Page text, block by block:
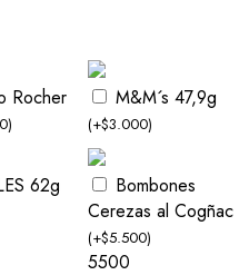
Rocher
)
M&M´s 47,9g
(+$3.000)
62g
Bombones
Cerezas al Cogñac
(+$5.500)
5500